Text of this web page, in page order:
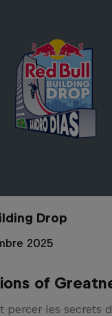
Drop
2025
of
percer les secrets